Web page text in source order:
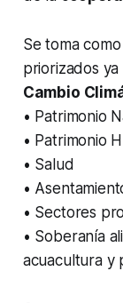
Se toma
priorizados
Cambio
• Patrimonio
• Patrimonio
• Salud
•
• Sectores
• Soberanía
acuacultura y